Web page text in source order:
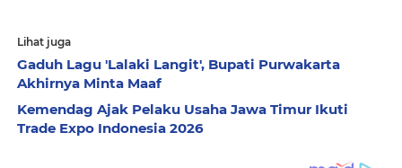
Lihat juga
Gaduh Lagu 'Lalaki Langit', Bupati Purwakarta
Akhirnya Minta Maaf
Kemendag Ajak Pelaku Usaha Jawa Timur Ikuti
Trade Expo Indonesia 2026